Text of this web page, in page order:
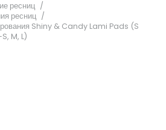
ресниц /
ресниц /
Shiny & Candy Lami Pads (S
M, L)